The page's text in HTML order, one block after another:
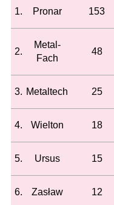
1. Pronar 153
2.
Metal-
Fach
48
3. Metaltech 25
4. Wielton 18
5. Ursus 15
6. Zasław 12